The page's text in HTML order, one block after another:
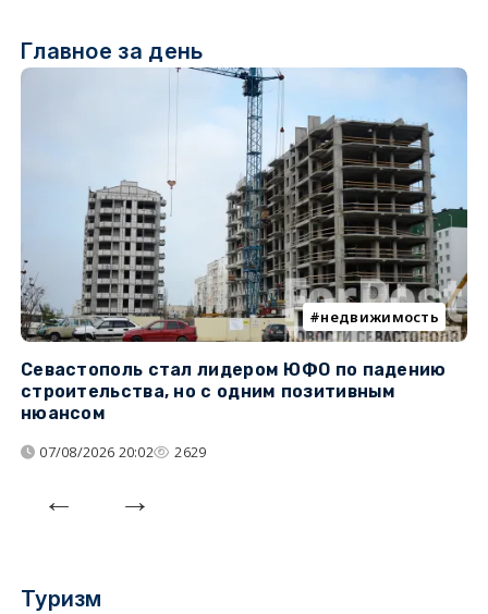
Главное за день
недвижимость
Севастополь стал лидером ЮФО по падению
строительства, но с одним позитивным
нюансом
07/08/2026 20:02 2629
Туризм